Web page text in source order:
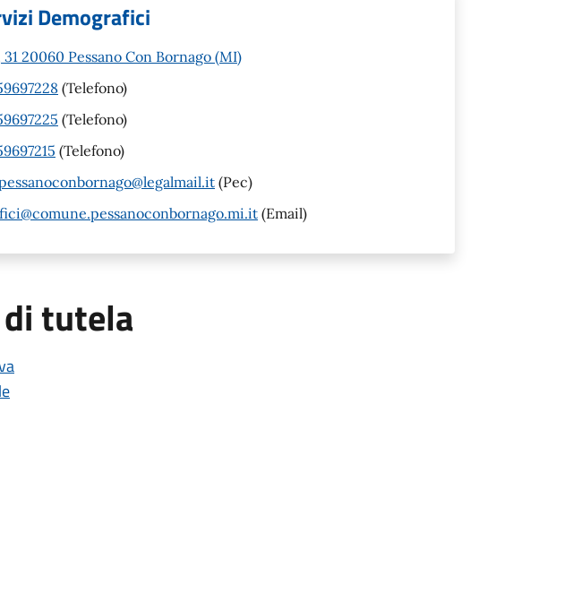
Demografici
31 20060 Pessano Con Bornago (MI)
(Telefono)
(Telefono)
(Telefono)
(Pec)
(Email)
tutela